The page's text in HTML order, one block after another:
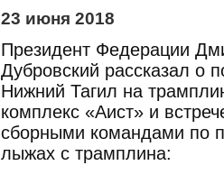
23 июня 2018
Президент Федерации
Дубровский рассказал о
Нижний Тагил на
комплекс «Аист» и
сборными командами по
лыжах с трамплина: